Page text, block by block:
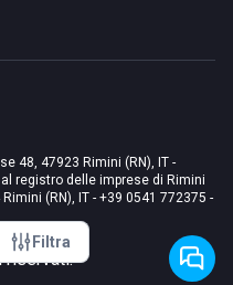
Filtra
48, 47923 Rimini (RN), IT -
registro delle imprese di Rimini
(RN), IT - +39 0541 772375 -
riservati.